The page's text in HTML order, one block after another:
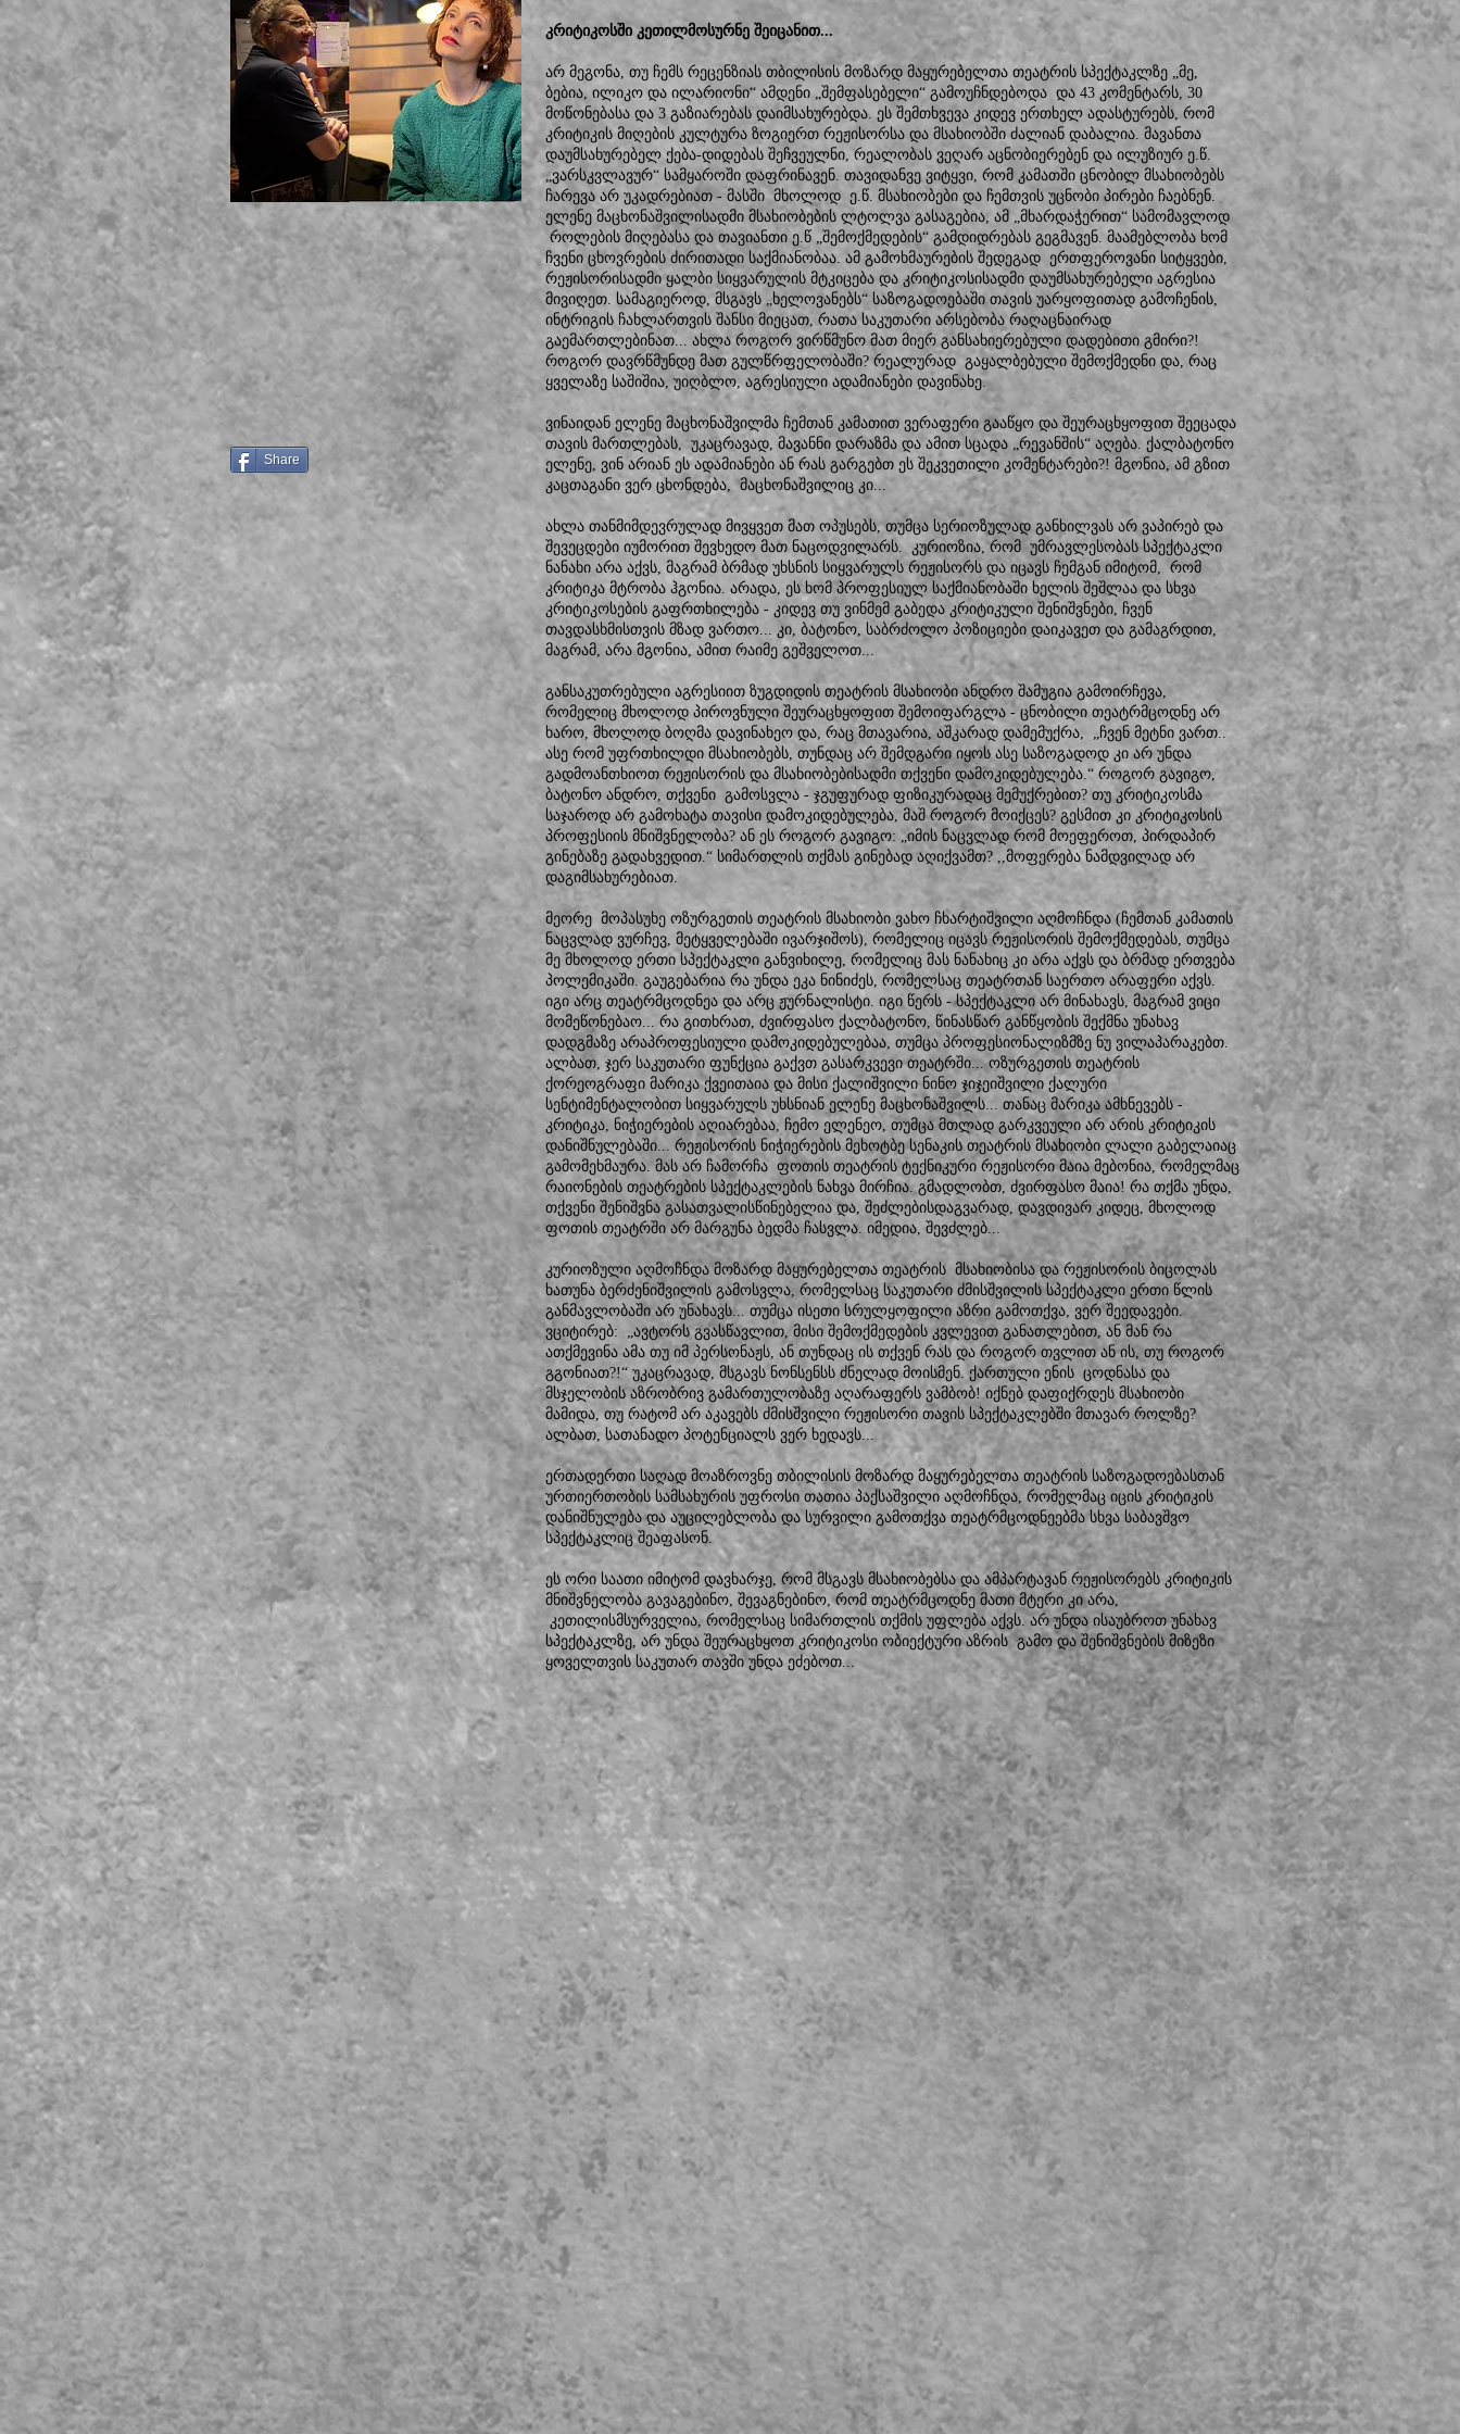
Share
კრიტიკოსში კეთილმოსურნე შეიცანით...
არ მეგონა, თუ ჩემს რეცენზიას თბილისის მოზარდ მაყურებელთა თეატრის სპექტაკლზე „მე,
ბებია, ილიკო და ილარიონი“ ამდენი „შემფასებელი“ გამოუჩნდებოდა და 43 კომენტარს, 30
მოწონებასა და 3 გაზიარებას დაიმსახურებდა. ეს შემთხვევა კიდევ ერთხელ ადასტურებს, რომ
კრიტიკის მიღების კულტურა ზოგიერთ რეჟისორსა და მსახიობში ძალიან დაბალია. მავანთა
დაუმსახურებელ ქება-დიდებას შეჩვეულნი, რეალობას ვეღარ აცნობიერებენ და ილუზიურ ე.წ.
„ვარსკვლავურ“ სამყაროში დაფრინავენ. თავიდანვე ვიტყვი, რომ კამათში ცნობილ მსახიობებს
ჩარევა არ უკადრებიათ - მასში მხოლოდ ე.წ. მსახიობები და ჩემთვის უცნობი პირები ჩაებნენ.
ელენე მაცხონაშვილისადმი მსახიობების ლტოლვა გასაგებია, ამ „მხარდაჭერით“ სამომავლოდ
როლების მიღებასა და თავიანთი ე.წ „შემოქმედების“ გამდიდრებას გეგმავენ. მაამებლობა ხომ
ჩვენი ცხოვრების ძირითადი საქმიანობაა. ამ გამოხმაურების შედეგად ერთფეროვანი სიტყვები,
რეჟისორისადმი ყალბი სიყვარულის მტკიცება და კრიტიკოსისადმი დაუმსახურებელი აგრესია
მივიღეთ. სამაგიეროდ, მსგავს „ხელოვანებს“ საზოგადოებაში თავის უარყოფითად გამოჩენის,
ინტრიგის ჩახლართვის შანსი მიეცათ, რათა საკუთარი არსებობა რაღაცნაირად
გაემართლებინათ... ახლა როგორ ვირწმუნო მათ მიერ განსახიერებული დადებითი გმირი?!
როგორ დავრწმუნდე მათ გულწრფელობაში? რეალურად გაყალბებული შემოქმედნი და, რაც
ყველაზე საშიშია, უიღბლო, აგრესიული ადამიანები დავინახე.
ვინაიდან ელენე მაცხონაშვილმა ჩემთან კამათით ვერაფერი გააწყო და შეურაცხყოფით შეეცადა
თავის მართლებას, უკაცრავად, მავანნი დარაზმა და ამით სცადა „რევანშის“ აღება. ქალბატონო
ელენე, ვინ არიან ეს ადამიანები ან რას გარგებთ ეს შეკვეთილი კომენტარები?! მგონია, ამ გზით
კაცთაგანი ვერ ცხონდება, მაცხონაშვილიც კი...
ახლა თანმიმდევრულად მივყვეთ მათ ოპუსებს, თუმცა სერიოზულად განხილვას არ ვაპირებ და
შევეცდები იუმორით შევხედო მათ ნაცოდვილარს. კურიოზია, რომ უმრავლესობას სპექტაკლი
ნანახი არა აქვს, მაგრამ ბრმად უხსნის სიყვარულს რეჟისორს და იცავს ჩემგან იმიტომ, რომ
კრიტიკა მტრობა ჰგონია. არადა, ეს ხომ პროფესიულ საქმიანობაში ხელის შეშლაა და სხვა
კრიტიკოსების გაფრთხილება - კიდევ თუ ვინმემ გაბედა კრიტიკული შენიშვნები, ჩვენ
თავდასხმისთვის მზად ვართო... კი, ბატონო, საბრძოლო პოზიციები დაიკავეთ და გამაგრდით,
მაგრამ, არა მგონია, ამით რაიმე გეშველოთ...
განსაკუთრებული აგრესიით ზუგდიდის თეატრის მსახიობი ანდრო შამუგია გამოირჩევა,
რომელიც მხოლოდ პიროვნული შეურაცხყოფით შემოიფარგლა - ცნობილი თეატრმცოდნე არ
ხარო, მხოლოდ ბოღმა დავინახეო და, რაც მთავარია, აშკარად დამემუქრა, „ჩვენ მეტნი ვართ..
ასე რომ უფრთხილდი მსახიობებს, თუნდაც არ შემდგარი იყოს ასე საზოგადოდ კი არ უნდა
გადმოანთხიოთ რეჟისორის და მსახიობებისადმი თქვენი დამოკიდებულება.“ როგორ გავიგო,
ბატონო ანდრო, თქვენი გამოსვლა - ჯგუფურად ფიზიკურადაც მემუქრებით? თუ კრიტიკოსმა
საჯაროდ არ გამოხატა თავისი დამოკიდებულება, მაშ როგორ მოიქცეს? გესმით კი კრიტიკოსის
პროფესიის მნიშვნელობა? ან ეს როგორ გავიგო: „იმის ნაცვლად რომ მოეფეროთ, პირდაპირ
გინებაზე გადახვედით.“ სიმართლის თქმას გინებად აღიქვამთ? ,,მოფერება ნამდვილად არ
დაგიმსახურებიათ.
მეორე მოპასუხე ოზურგეთის თეატრის მსახიობი ვახო ჩხარტიშვილი აღმოჩნდა (ჩემთან კამათის
ნაცვლად ვურჩევ, მეტყველებაში ივარჯიშოს), რომელიც იცავს რეჟისორის შემოქმედებას, თუმცა
მე მხოლოდ ერთი სპექტაკლი განვიხილე, რომელიც მას ნანახიც კი არა აქვს და ბრმად ერთვება
პოლემიკაში. გაუგებარია რა უნდა ეკა ნინიძეს, რომელსაც თეატრთან საერთო არაფერი აქვს.
იგი არც თეატრმცოდნეა და არც ჟურნალისტი. იგი წერს - სპექტაკლი არ მინახავს, მაგრამ ვიცი
მომეწონებაო... რა გითხრათ, ძვირფასო ქალბატონო, წინასწარ განწყობის შექმნა უნახავ
დადგმაზე არაპროფესიული დამოკიდებულებაა, თუმცა პროფესიონალიზმზე ნუ ვილაპარაკებთ.
ალბათ, ჯერ საკუთარი ფუნქცია გაქვთ გასარკვევი თეატრში... ოზურგეთის თეატრის
ქორეოგრაფი მარიკა ქვეითაია და მისი ქალიშვილი ნინო ჯიჯეიშვილი ქალური
სენტიმენტალობით სიყვარულს უხსნიან ელენე მაცხონაშვილს... თანაც მარიკა ამხნევებს -
კრიტიკა, ნიჭიერების აღიარებაა, ჩემო ელენეო, თუმცა მთლად გარკვეული არ არის კრიტიკის
დანიშნულებაში... რეჟისორის ნიჭიერების მეხოტბე სენაკის თეატრის მსახიობი ლალი გაბელაიაც
გამომეხმაურა. მას არ ჩამორჩა ფოთის თეატრის ტექნიკური რეჟისორი მაია მებონია, რომელმაც
რაიონების თეატრების სპექტაკლების ნახვა მირჩია. გმადლობთ, ძვირფასო მაია! რა თქმა უნდა,
თქვენი შენიშვნა გასათვალისწინებელია და, შეძლებისდაგვარად, დავდივარ კიდეც, მხოლოდ
ფოთის თეატრში არ მარგუნა ბედმა ჩასვლა. იმედია, შევძლებ...
კურიოზული აღმოჩნდა მოზარდ მაყურებელთა თეატრის მსახიობისა და რეჟისორის ბიცოლას
ხათუნა ბერძენიშვილის გამოსვლა, რომელსაც საკუთარი ძმისშვილის სპექტაკლი ერთი წლის
განმავლობაში არ უნახავს... თუმცა ისეთი სრულყოფილი აზრი გამოთქვა, ვერ შეედავები.
ვციტირებ: „ავტორს გვასწავლით, მისი შემოქმედების კვლევით განათლებით, ან მან რა
ათქმევინა ამა თუ იმ პერსონაჟს, ან თუნდაც ის თქვენ რას და როგორ თვლით ან ის, თუ როგორ
გგონიათ?!“ უკაცრავად, მსგავს ნონსენსს ძნელად მოისმენ. ქართული ენის ცოდნასა და
მსჯელობის აზრობრივ გამართულობაზე აღარაფერს ვამბობ! იქნებ დაფიქრდეს მსახიობი
მამიდა, თუ რატომ არ აკავებს ძმისშვილი რეჟისორი თავის სპექტაკლებში მთავარ როლზე?
ალბათ, სათანადო პოტენციალს ვერ ხედავს...
ერთადერთი საღად მოაზროვნე თბილისის მოზარდ მაყურებელთა თეატრის საზოგადოებასთან
ურთიერთობის სამსახურის უფროსი თათია პაქსაშვილი აღმოჩნდა, რომელმაც იცის კრიტიკის
დანიშნულება და აუცილებლობა და სურვილი გამოთქვა თეატრმცოდნეებმა სხვა საბავშვო
სპექტაკლიც შეაფასონ.
ეს ორი საათი იმიტომ დავხარჯე, რომ მსგავს მსახიობებსა და ამპარტავან რეჟისორებს კრიტიკის
მნიშვნელობა გავაგებინო, შევაგნებინო, რომ თეატრმცოდნე მათი მტერი კი არა,
კეთილისმსურველია, რომელსაც სიმართლის თქმის უფლება აქვს. არ უნდა ისაუბროთ უნახავ
სპექტაკლზე, არ უნდა შეურაცხყოთ კრიტიკოსი ობიექტური აზრის გამო და შენიშვნების მიზეზი
ყოველთვის საკუთარ თავში უნდა ეძებოთ...